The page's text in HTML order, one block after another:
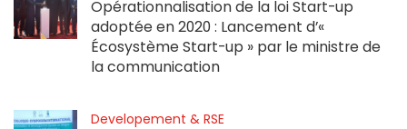
Opérationnalisation de la loi Start-up
adoptée en 2020 : Lancement d’«
Écosystème Start-up » par le ministre de
la communication
Developement & RSE